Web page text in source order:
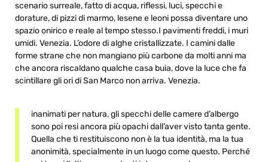
scenario surreale, fatto di acqua, riflessi, luci, specchi e
dorature, di pizzi di marmo, lesene e leoni possa diventare uno
spazio onirico e reale al tempo stesso.I pavimenti freddi, i muri
umidi. Venezia. L’odore di alghe cristallizzate. I camini dalle
forme strane che non mangiano più carbone da molti anni ma
che ancora riscaldano qualche casa buia, dove la luce che fa
scintillare gli ori di San Marco non arriva. Venezia.
inanimati per natura, gli specchi delle camere d’albergo
sono poi resi ancora più opachi dall’aver visto tanta gente.
Quella che ti restituiscono non è la tua identità, ma la tua
anonimità, specialmente in un luogo come questo. Perché